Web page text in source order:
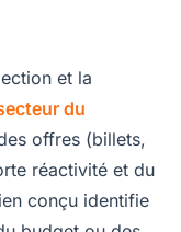
et la
du
offres (billets,
réactivité et du
conçu identifie